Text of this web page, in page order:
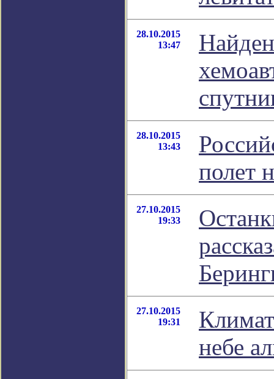
28.10.2015
13:47
28.10.2015
13:43
полет
27.10.2015
19:33
27.10.2015
19:31
небе